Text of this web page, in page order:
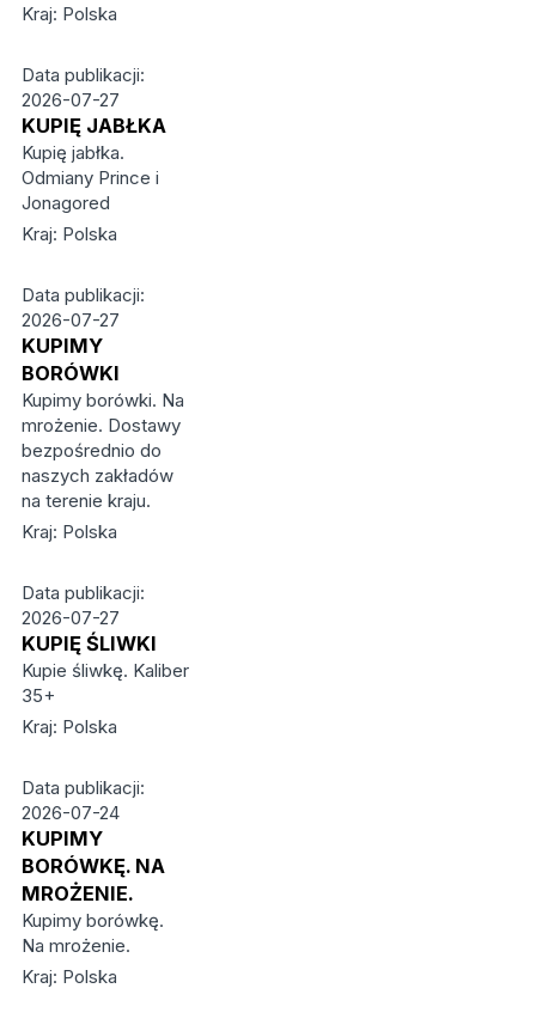
Kraj: Polska
Data publikacji:
2026-07-27
KUPIĘ JABŁKA
Kupię jabłka.
Odmiany Prince i
Jonagored
Kraj: Polska
Data publikacji:
2026-07-27
KUPIMY
BORÓWKI
Kupimy borówki. Na
mrożenie. Dostawy
bezpośrednio do
naszych zakładów
na terenie kraju.
Kraj: Polska
Data publikacji:
2026-07-27
KUPIĘ ŚLIWKI
Kupie śliwkę. Kaliber
35+
Kraj: Polska
Data publikacji:
2026-07-24
KUPIMY
BORÓWKĘ. NA
MROŻENIE.
Kupimy borówkę.
Na mrożenie.
Kraj: Polska